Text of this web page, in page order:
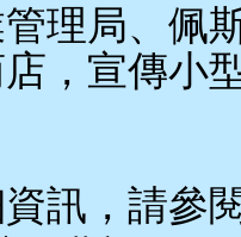
理局、佩
，宣傳小
訊，請參